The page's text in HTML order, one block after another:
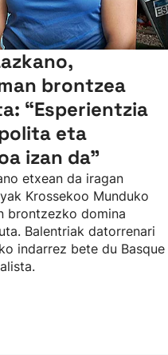
brontzea
“Esperientzia
eta
izan da"
etxean da iragan
Krossekoo Munduko
brontzezko domina
Balentriak datorrenari
indarrez bete du Basque